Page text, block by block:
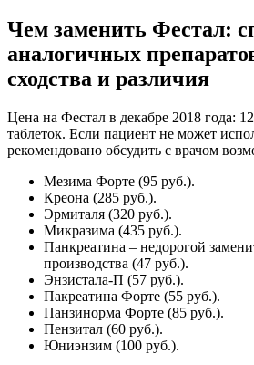
Чем заменить Фестал:
аналогичных
сходства и различия
Цена на Фестал в декабре 2018 года:
таблеток. Если пациент не может
рекомендовано обсудить с врачом
Мезима Форте (95 руб.).
Креона (285 руб.).
Эрмиталя (320 руб.).
Микразима (435 руб.).
Панкреатина – недорогой
производства (47 руб.).
Энзистала-П (57 руб.).
Пакреатина Форте (55 руб.).
Панзинорма Форте (85 руб.).
Пензитал (60 руб.).
Юниэнзим (100 руб.).